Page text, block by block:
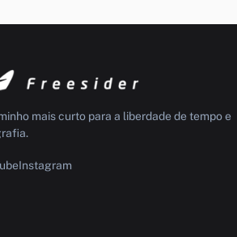
mais curto para a liberdade de tempo e
Instagram